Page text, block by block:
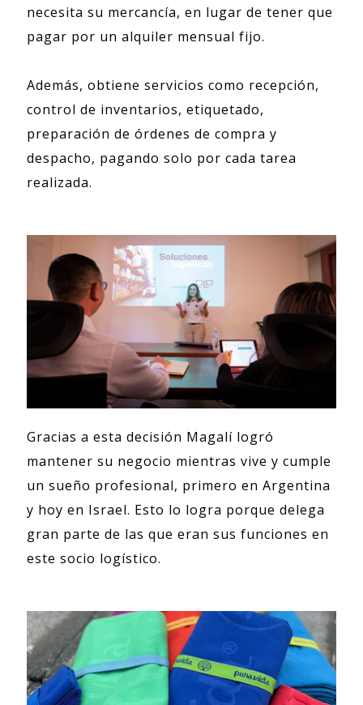
necesita su mercancía, en lugar de tener que
pagar por un alquiler mensual fijo.
Además, obtiene servicios como recepción,
control de inventarios, etiquetado,
preparación de órdenes de compra y
despacho, pagando solo por cada tarea
realizada.
Gracias a esta decisión Magalí logró
mantener su negocio mientras vive y cumple
un sueño profesional, primero en Argentina
y hoy en Israel. Esto lo logra porque delega
gran parte de las que eran sus funciones en
este socio logístico.